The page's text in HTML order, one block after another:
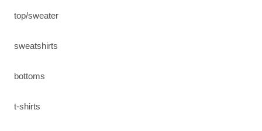
top/sweater
sweatshirts
bottoms
t-shirts